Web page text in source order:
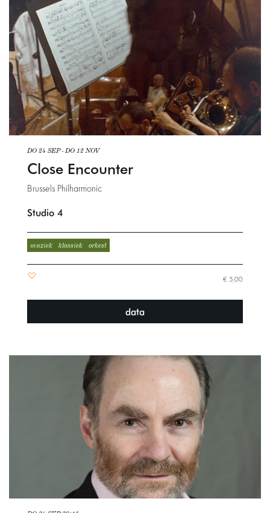
Close Encounter
Brussels Philharmonic
DO 24 SEP- DO 12 NOV
Studio 4
muziek klassiek orkest
€ 5,00
data